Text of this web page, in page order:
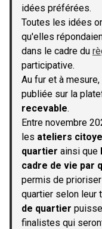
idées préférées.
Toutes les idées
qu'elles
dans le cadre du
participative.
Au fur et à
publiée sur la
recevable.
Entre novembre
les ateliers
quartier ainsi que
cadre de vie par
permis de
quartier selon leur
de quartier
finalistes qui